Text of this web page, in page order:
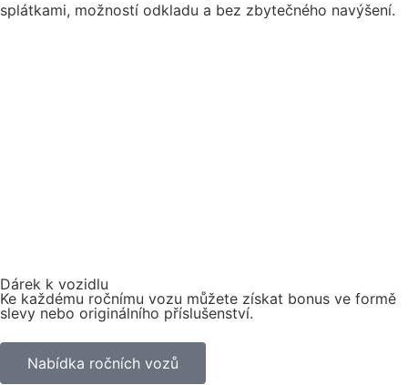
splátkami, možností odkladu a bez zbytečného navýšení.
Dárek k vozidlu
Ke každému ročnímu vozu můžete získat bonus ve formě
slevy nebo originálního příslušenství.
Nabídka ročních vozů